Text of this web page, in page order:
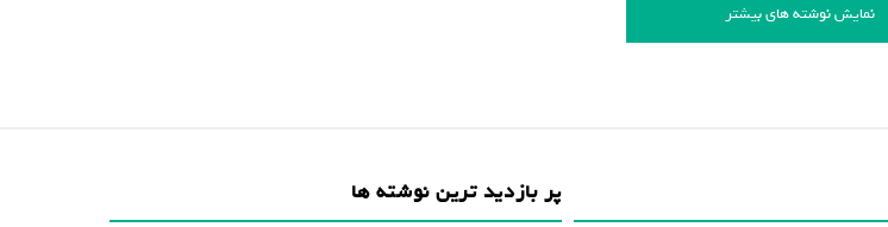
نمایش نوشته های بیشتر
پر بازدید ترین نوشته ها